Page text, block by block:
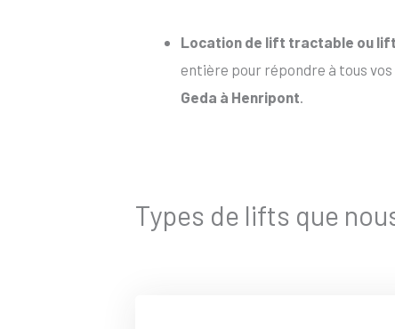
Location de lift tractable ou
entière pour répondre à tous
Geda à Henripont
Types de lifts que